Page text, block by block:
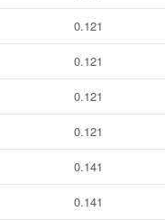
0.121
0.121
0.121
0.121
0.141
0.141